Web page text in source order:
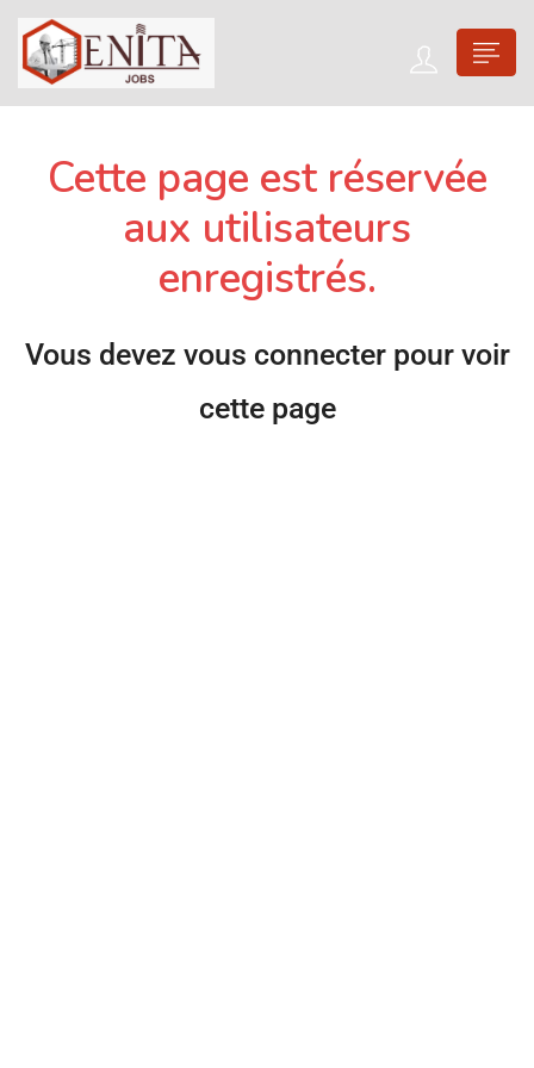
Cette page est réservée
aux utilisateurs
enregistrés.
Vous devez vous connecter pour voir
cette page